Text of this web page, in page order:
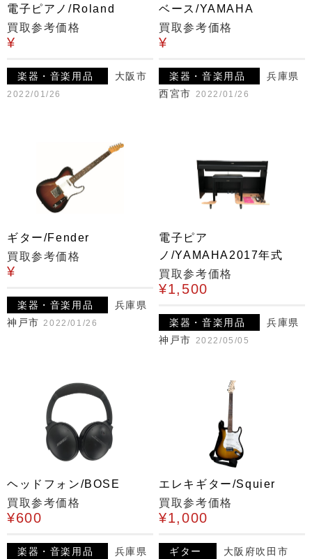
電子ピアノ/Roland
買取参考価格
¥
楽器・音楽用品 大阪市
2022/01/26
ベース/YAMAHA
買取参考価格
¥
楽器・音楽用品
兵庫県
西宮市
2022/01/26
ギター/Fender
買取参考価格
¥
楽器・音楽用品
兵庫県
神戸市 2022/01/26
電子ピア
ノ/YAMAHA2017年式
買取参考価格
¥1,500
楽器・音楽用品
兵庫県
神戸市 2022/05/05
ヘッドフォン/BOSE
買取参考価格
¥600
楽器・音楽用品
兵庫県
エレキギター/Squier
買取参考価格
¥1,000
ギター 大阪府吹田市